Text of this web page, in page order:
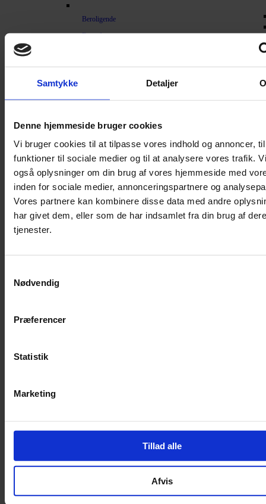
Samtykke Detaljer
Denne hjemmeside bruger cookies
Vi bruger cookies til at tilpasse vores indhold og annoncer,
funktioner til sociale medier og til at analysere vores trafik.
også oplysninger om din brug af vores hjemmeside med
inden for sociale medier, annonceringspartnere og
Vores partnere kan kombinere disse data med andre
har givet dem, eller som de har indsamlet fra din brug af
tjenester.
Nødvendig
Præferencer
Statistik
Marketing
Tillad alle
Afvis
Beroligende
Energiboost
Kattemalt
Mælkeerstatning
Skåle og automater
Foderautomater
Slowfeeder
Foderspand
Transport
Foder
Kanin
Mus / Rotter